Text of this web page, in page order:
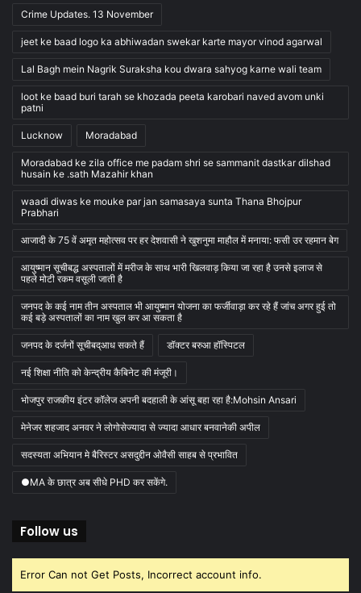
Crime Updates. 13 November
jeet ke baad logo ka abhiwadan swekar karte mayor vinod agarwal
Lal Bagh mein Nagrik Suraksha kou dwara sahyog karne wali team
loot ke baad buri tarah se khozada peeta karobari naved avom unki
patni
Lucknow Moradabad
Moradabad ke zila office me padam shri se sammanit dastkar dilshad
husain ke .sath Mazahir khan
waadi diwas ke mouke par jan samasaya sunta Thana Bhojpur
Prabhari
आजादी के 75 वें अमृत महोत्सव पर हर देशवासी ने खुशनुमा माहौल में मनाया: फसी उर रहमान बेग
आयुष्मान सूचीबद्ध अस्पतालों में मरीज के साथ भारी खिलवाड़ किया जा रहा है उनसे इलाज से
पहले मोटी रकम वसूली जाती है
जनपद के कई नाम तीन अस्पताल भी आयुष्मान योजना का फर्जीवाड़ा कर रहे हैं जांच अगर हुई तो
कई बड़े अस्पतालों का नाम खुल कर आ सकता है
जनपद के दर्जनों सूचीबद्आध सकते हैं डॉक्टर बरुआ हॉस्पिटल
नई शिक्षा नीति को केन्द्रीय कैबिनेट की मंजूरी।
भोजपुर राजकीय इंटर कॉलेज अपनी बदहाली के आंसू बहा रहा है:Mohsin Ansari
मेनेजर शहजाद अनवर ने लोगोसेज्यादा से ज्यादा आधार बनवानेकी अपील
सदस्यता अभियान मे बैरिस्टर असदुद्दीन ओवैसी साहब से प्रभावित
●MA के छात्र अब सीधे PHD कर सकेंगे.
Follow us
Error Can not Get Posts, Incorrect account info.